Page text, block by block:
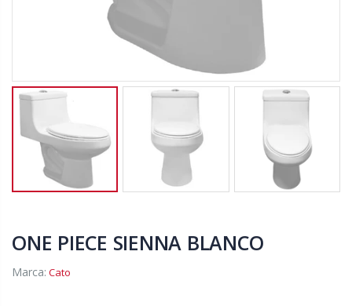
ONE PIECE SIENNA BLANCO
Marca: Cato